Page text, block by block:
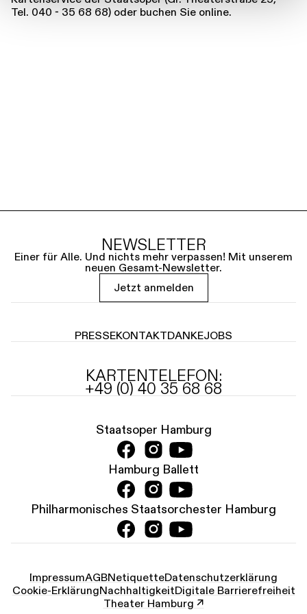
Tel. 040 - 35 68 68) oder buchen Sie online.
NEWSLETTER
Einer für Alle. Und nichts mehr verpassen! Mit unserem
neuen Gesamt-Newsletter.
Jetzt anmelden
PRESSEKONTAKTDANKEJOBS
KARTENTELEFON:
+49 (0) 40 35 68 68
Staatsoper Hamburg
Hamburg Ballett
Philharmonisches Staatsorchester Hamburg
ImpressumAGBNetiquetteDatenschutz­erklärung
Cookie-ErklärungNachhaltigkeitDigitale Barrierefreiheit
Theater Hamburg ↗